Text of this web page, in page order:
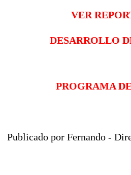
VER
DESARROLLO
PROGRAMA
Publicado por Fernando -